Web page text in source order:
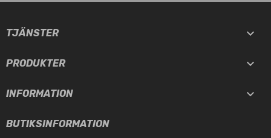
TJÄNSTER 
PRODUKTER 
INFORMATION 
BUTIKSINFORMATION